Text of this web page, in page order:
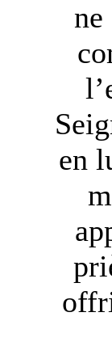
ne
en